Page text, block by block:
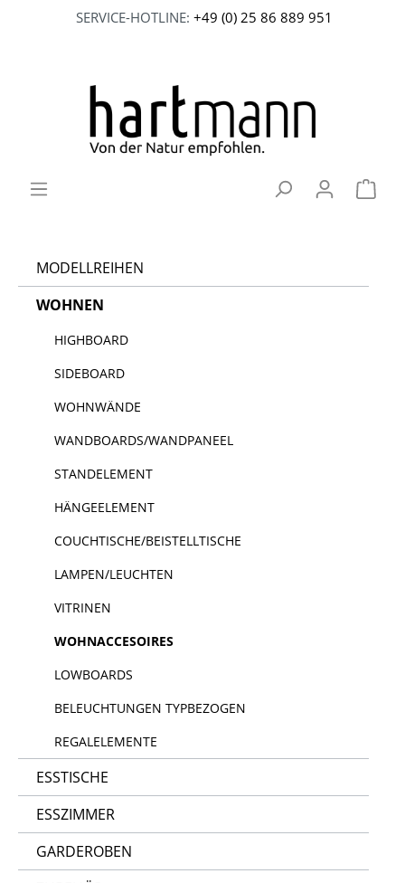
SERVICE-HOTLINE: +49 (0) 25 86 889 951
MODELLREIHEN
WOHNEN
HIGHBOARD
SIDEBOARD
WOHNWÄNDE
WANDBOARDS/WANDPANEEL
STANDELEMENT
HÄNGEELEMENT
COUCHTISCHE/BEISTELLTISCHE
LAMPEN/LEUCHTEN
VITRINEN
WOHNACCESOIRES
LOWBOARDS
BELEUCHTUNGEN TYPBEZOGEN
REGALELEMENTE
ESSTISCHE
ESSZIMMER
GARDEROBEN